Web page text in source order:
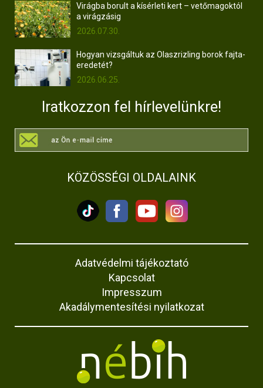
Virágba borult a kísérleti kert – vetőmagoktól
a virágzásig
2026.07.30.
Hogyan vizsgáltuk az Olaszrizling borok fajta-
eredetét?
2026.06.25.
Iratkozzon fel hírlevelünkre!
KÖZÖSSÉGI OLDALAINK
Adatvédelmi tájékoztató
Kapcsolat
Impresszum
Akadálymentesítési nyilatkozat